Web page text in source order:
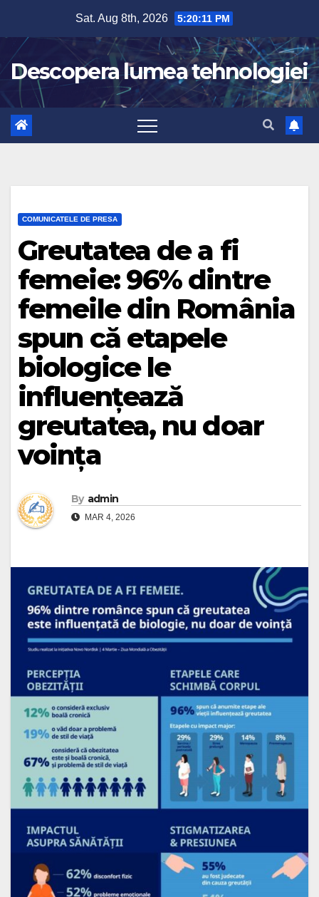
content
Sat. Aug 8th, 2026 5:20:13 PM
Descopera lumea tehnologiei
COMUNICATELE DE PRESA
Greutatea de a fi
femeie: 96% dintre
femeile din România
spun că etapele
biologice le
influențează
greutatea, nu doar
voința
By admin
MAR 4, 2026